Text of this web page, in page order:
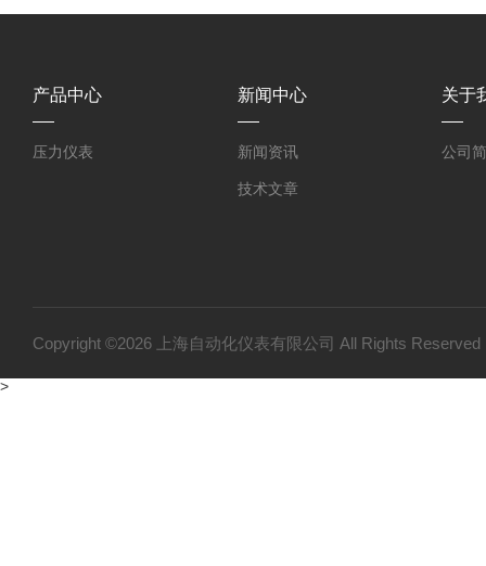
产品中心
压力仪表
新闻中心
新闻资讯
技术文章
关于
公司
Copyright ©2026 上海自动化仪表有限公司 All Rights
>